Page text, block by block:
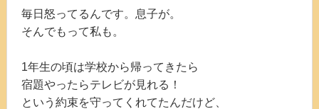
毎日怒ってるんです。息子が。
そんでもって私も。
1年生の頃は学校から帰ってきたら
宿題やったらテレビが見れる！
という約束を守ってくれてたんだけど、